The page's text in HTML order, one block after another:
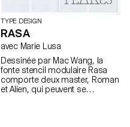
TYPE DESIGN
RASA
avec Marie Lusa
Dessinée par Mac Wang, la
fonte stencil modulaire Rasa
comporte deux master, Roman
et Alien, qui peuvent se